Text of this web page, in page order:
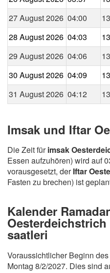
27 August 2026 04:00
28 August 2026 04:03
29 August 2026 04:06
30 August 2026 04:09
31 August 2026 04:12
Imsak und Iftar
Die Zeit fürimsak
Essen aufzuhören) wird auf
vorausgesetzt, derIftar
Fasten zu brechen) ist
Kalender
Oesterdeichstrich
saatleri
Voraussichtlicher Beginn
Montag 8/2/2027. Dies sind